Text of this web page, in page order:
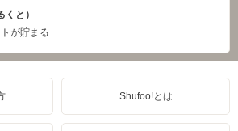
と）
が貯まる
Shufoo!とは